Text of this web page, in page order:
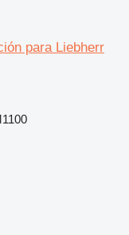
para Liebherr